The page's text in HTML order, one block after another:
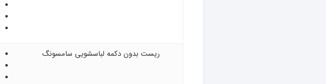
ریست بدون دکمه لباسشویی سامسونگ